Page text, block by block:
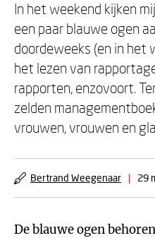
In het weekend kijken
een paar blauwe ogen
doordeweeks (en in het
het lezen van
rapporten, enzovoort.
zelden
vrouwen, vrouwen en
Bertrand Weegenaar | 29
De blauwe ogen